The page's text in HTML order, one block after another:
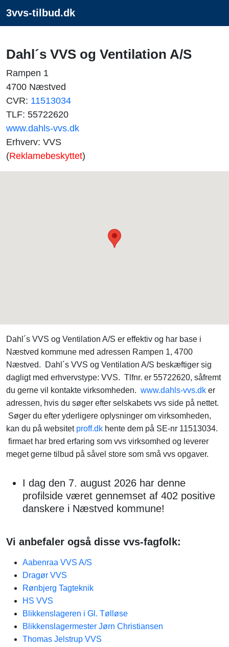
3vvs-tilbud.dk
Dahl´s VVS og Ventilation A/S
Rampen 1
4700 Næstved
CVR: 11513034
TLF: 55722620
www.dahls-vvs.dk
Erhverv: VVS
(Reklamebeskyttet)
Dahl´s VVS og Ventilation A/S er effektiv og har base i
Næstved kommune med adressen Rampen 1, 4700
Næstved. Dahl´s VVS og Ventilation A/S beskæftiger sig
dagligt med erhvervstype: VVS. Tlfnr. er 55722620, såfremt
du gerne vil kontakte virksomheden. www.dahls-vvs.dk er
adressen, hvis du søger efter selskabets vvs side på nettet.
Søger du efter yderligere oplysninger om virksomheden,
kan du på websitet proff.dk hente dem på SE-nr 11513034.
firmaet har bred erfaring som vvs virksomhed og leverer
meget gerne tilbud på såvel store som små vvs opgaver.
I dag den 7. august 2026 har denne
profilside været gennemset af 402 positive
danskere i Næstved kommune!
Vi anbefaler også disse vvs-fagfolk:
Aabenraa VVS A/S
Dragør VVS
Rønbjerg Tagteknik
HS VVS
Blikkenslageren i Gl. Tølløse
Blikkenslagermester Jørn Christiansen
Thomas Jelstrup VVS